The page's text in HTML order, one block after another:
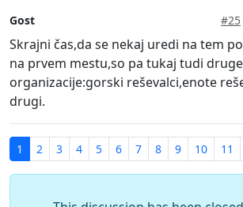
Gost #25
Skrajni čas,da se nekaj uredi na tem
na prvem mestu,so pa tukaj tudi
organizacije:gorski reševalci,enote
drugi.
1 2 3 4 5 6 7 8 9 10 11